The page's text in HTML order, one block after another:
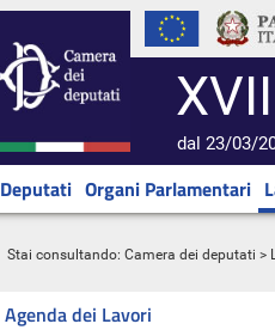
dal 23/03/
Deputati Organi Parlamentari
Stai consultando: Camera dei deputati >
Agenda dei Lavori